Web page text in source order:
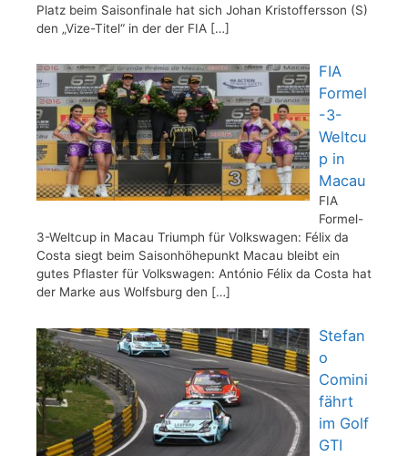
Platz beim Saisonfinale hat sich Johan Kristoffersson (S)
den „Vize-Titel“ in der der FIA […]
FIA
Formel
-3-
Weltcu
p in
Macau
FIA
Formel-
3-Weltcup in Macau Triumph für Volkswagen: Félix da
Costa siegt beim Saisonhöhepunkt Macau bleibt ein
gutes Pflaster für Volkswagen: António Félix da Costa hat
der Marke aus Wolfsburg den […]
Stefan
o
Comini
fährt
im Golf
GTI